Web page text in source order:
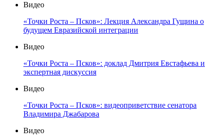
Видео
«Точки Роста – Псков»: Лекция Александра Гущина о
будущем Евразийской интеграции
Видео
«Точки Роста – Псков»: доклад Дмитрия Евстафьева и
экспертная дискуссия
Видео
«Точки Роста – Псков»: видеоприветствие сенатора
Владимира Джабарова
Видео